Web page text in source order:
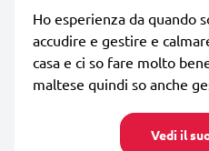
Ho esperienza da quando
accudire e gestire e
casa e ci so fare molto
maltese quindi so anche
Vedi il